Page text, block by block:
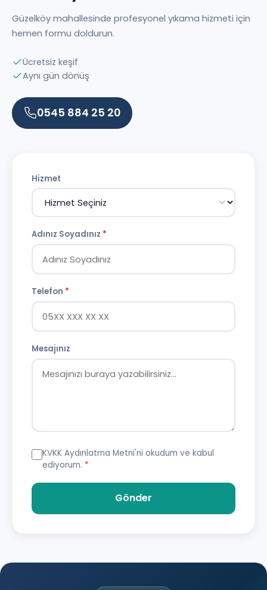
Güzelköy mahallesinde profesyonel yıkama hizmeti için
hemen formu doldurun.
Ücretsiz keşif
Aynı gün dönüş
0545 884 25 20
Hizmet
Adınız Soyadınız *
Telefon *
Mesajınız
KVKK Aydınlatma Metni'ni okudum ve kabul
ediyorum. *
Gönder